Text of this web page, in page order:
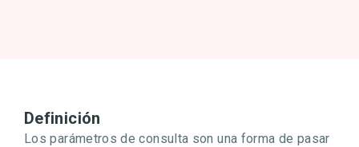
Definición
Los parámetros de consulta son una forma de pasar